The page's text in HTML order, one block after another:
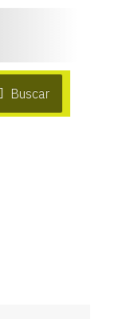
Buscar